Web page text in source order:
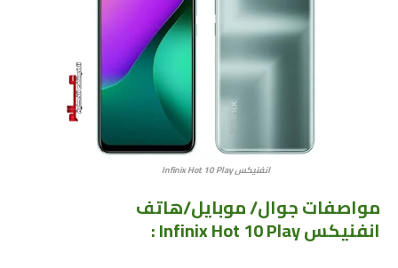
انفنيكس Infinix Hot 10 Play
مواصفات جوال/ موبايل/هاتف
انفنيكس Infinix Hot 10 Play :